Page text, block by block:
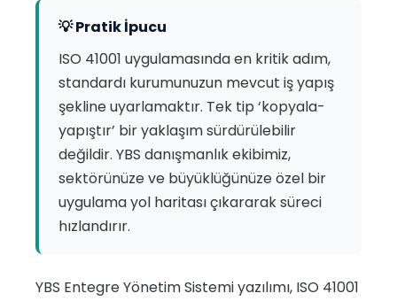
💡 Pratik İpucu
ISO 41001 uygulamasında en kritik adım,
standardı kurumunuzun mevcut iş yapış
şekline uyarlamaktır. Tek tip ‘kopyala-
yapıştır’ bir yaklaşım sürdürülebilir
değildir. YBS danışmanlık ekibimiz,
sektörünüze ve büyüklüğünüze özel bir
uygulama yol haritası çıkararak süreci
hızlandırır.
YBS Entegre Yönetim Sistemi yazılımı, ISO 41001